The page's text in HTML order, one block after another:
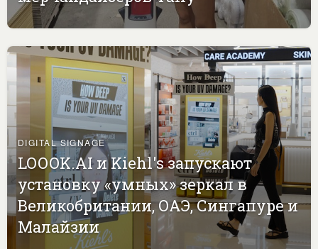
DIGITAL SIGNAGE
LOOOK.AI и Kiehl's запускают
установку «умных» зеркал в
Великобритании, ОАЭ, Сингапуре и
Малайзии